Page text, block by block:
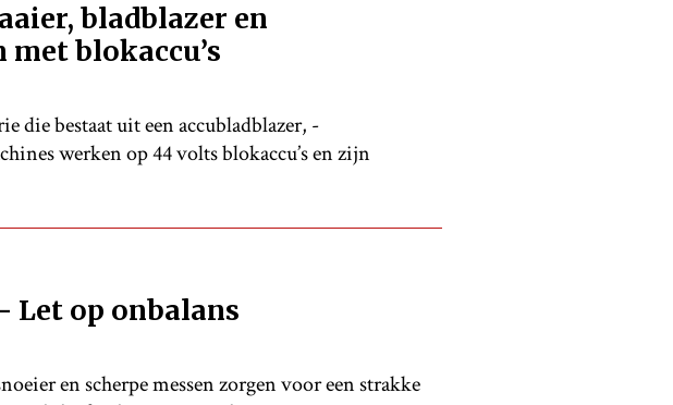
bladblazer en
blokaccu’s
die bestaat uit een accubladblazer, -
werken op 44 volts blokaccu’s en zijn
Let op onbalans
en scherpe messen zorgen voor een strakke